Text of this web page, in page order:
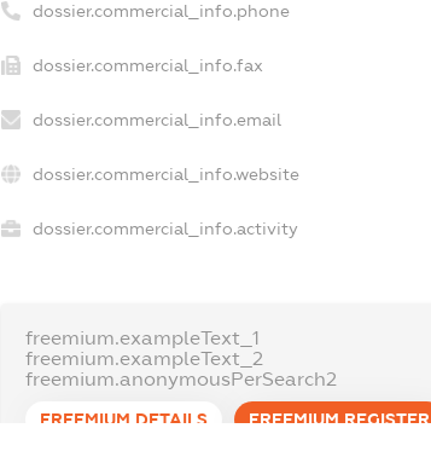
dossier.commercial_info.phone
dossier.commercial_info.fax
dossier.commercial_info.email
dossier.commercial_info.website
dossier.commercial_info.activity
freemium.exampleText_1
freemium.exampleText_2
freemium.anonymousPerSearch2
FREEMIUM.DETAILS FREEMIUM.REGISTER